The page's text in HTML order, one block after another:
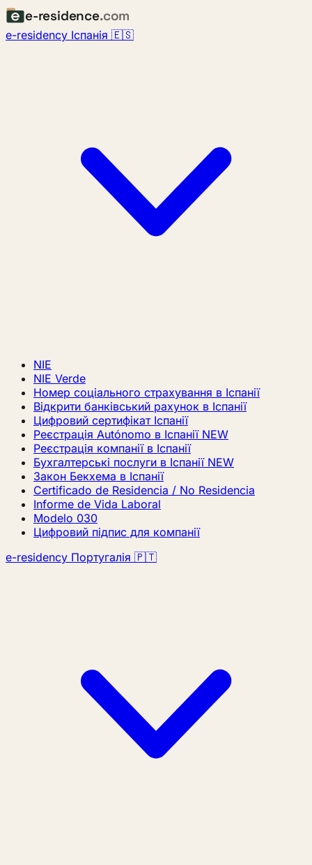
e-residence.com
e-residency Іспанія 🇪🇸
NIE
NIE Verde
Номер соціального страхування в Іспанії
Відкрити банківський рахунок в Іспанії
Цифровий сертифікат Іспанії
Реєстрація Autónomo в Іспанії NEW
Реєстрація компанії в Іспанії
Бухгалтерські послуги в Іспанії NEW
Закон Бекхема в Іспанії
Certificado de Residencia / No Residencia
Informe de Vida Laboral
Modelo 030
Цифровий підпис для компанії
e-residency Португалія 🇵🇹